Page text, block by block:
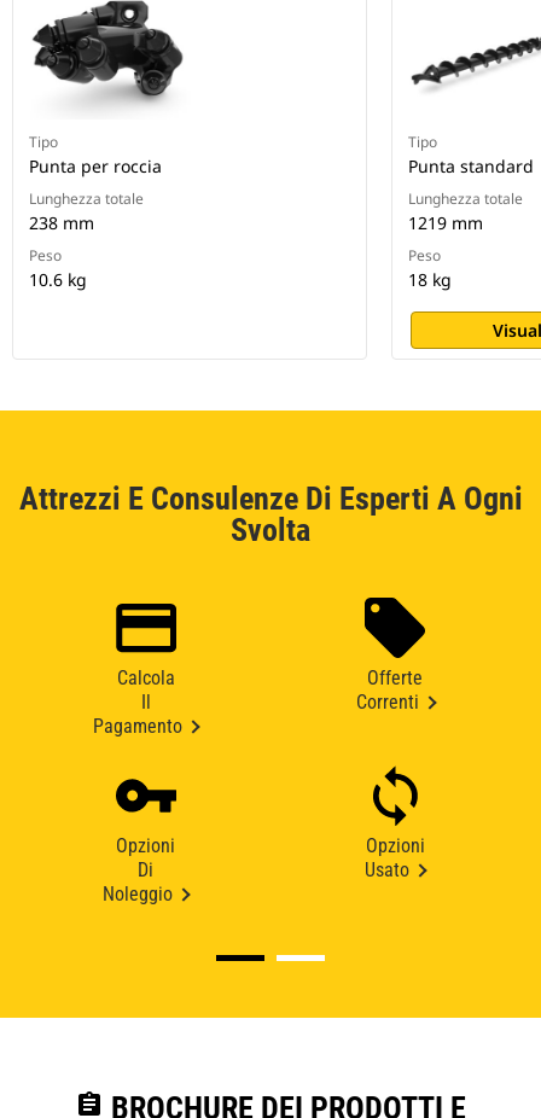
Tipo
Punta per roccia
Lunghezza totale
238 mm
Peso
10.6 kg
Tipo
Punta standard
Lunghezza totale
1219 mm
Peso
18 kg
Attrezzi E Consulenze Di Esperti A Ogni
Svolta
Calcola
Pagamento
Offerte
Correnti
Opzioni
Di
Noleggio
Opzioni
Usato
assignment BROCHURE DEI PRODOTTI E